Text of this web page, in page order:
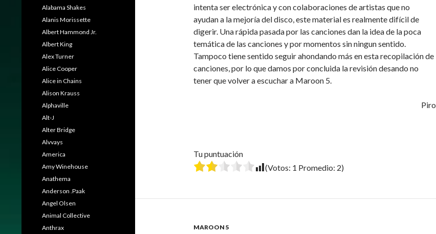
intenta ser electrónica y con colaboraciones de artistas que no
ayudan a la mejoría del disco, este material es realmente difícil de
digerir. Una rápida pasada por las canciones dan la idea de la poca
temática de las canciones y por momentos sin ningun sentido.
Tampoco tiene sentido seguir ahondando más en esta recopilación de
canciones, por lo que damos por concluida la revisión desando no
tener que volver a escuchar a Maroon 5.
Piro
Tu puntuación
(Votos: 1 Promedio: 2)
MAROON 5
Alabama Shakes
Alanis Morissette
Albert Hammond Jr.
Albert King
Alex Turner
Alice Cooper
Alice in Chains
Alison Krauss
Alphaville
Alt-J
Alter Bridge
Alvvays
America
Amy Winehouse
Anathema
Anderson .Paak
Angel Olsen
Animal Collective
Anthrax